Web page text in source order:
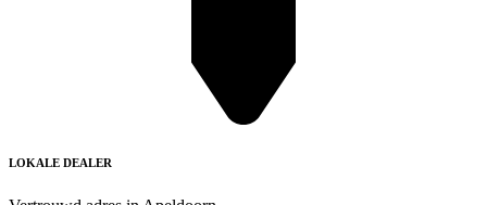
LOKALE DEALER